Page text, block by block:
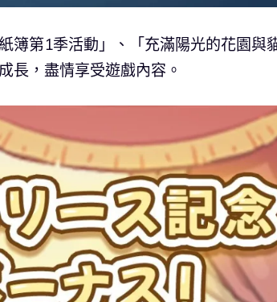
簿第1季活動」、「充滿陽光的花園與
長，盡情享受遊戲內容。